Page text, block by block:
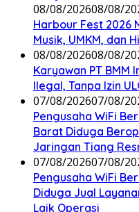
08/08/202608/08/
Harbour Fest 2026
Musik, UMKM, dan
08/08/202608/08/
Karyawan PT BMM
Ilegal, Tanpa Izin
07/08/202607/08/
Pengusaha WiFi
Barat Diduga
Jaringan Tiang
07/08/202607/08/
Pengusaha WiFi
Diduga Jual
Laik Operasi